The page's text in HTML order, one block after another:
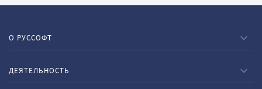
О РУССОФТ
ДЕЯТЕЛЬНОСТЬ